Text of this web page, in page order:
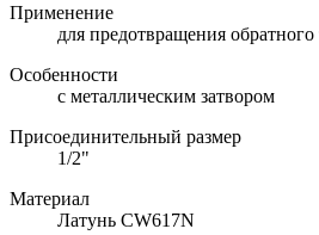
Применение
для предотвращения
Особенности
с металлическим затвором
Присоединительный размер
1/2"
Материал
Латунь CW617N